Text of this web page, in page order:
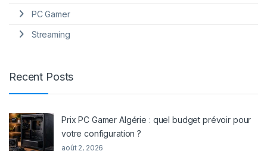
PC Gamer
Streaming
Recent Posts
Prix PC Gamer Algérie : quel budget prévoir pour
votre configuration ?
août 2, 2026